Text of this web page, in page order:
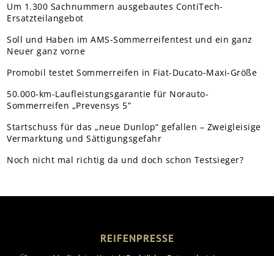
Um 1.300 Sachnummern ausgebautes ContiTech-
Ersatzteilangebot
Soll und Haben im AMS-Sommerreifentest und ein ganz
Neuer ganz vorne
Promobil testet Sommerreifen in Fiat-Ducato-Maxi-Größe
50.000-km-Laufleistungsgarantie für Norauto-
Sommerreifen „Prevensys 5”
Startschuss für das „neue Dunlop“ gefallen – Zweigleisige
Vermarktung und Sättigungsgefahr
Noch nicht mal richtig da und doch schon Testsieger?
REIFENPRESSE